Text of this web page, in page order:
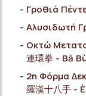
Γροθιά
Αλυσιδωτή
Οκτώ
連環拳 - Bā
2η Φόρμα
羅漢十八手 -